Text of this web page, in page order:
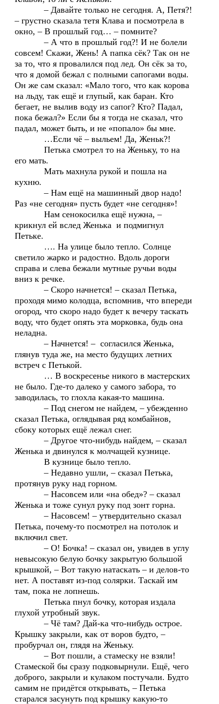
– Давайте только не сегодня. А, Петя?!
– грустно сказала тетя Клава и посмотрела в
окно, – В прошлый год… – помните?
– А что в прошлый год?! И не болели
совсем! Скажи, Жень! А папка сёк? Так он не
за то, что я провалился под лед. Он сёк за то,
что я домой бежал с полными сапогами воды.
Он же сам сказал: «Мало того, что как корова
на льду, так ещё и глупый, как баран. Кто
бегает, не вылив воду из сапог? Кто? Падал,
пока бежал?» Если бы я тогда не сказал, что
падал, может быть, и не «попало» бы мне.
…Если чё – выльем! Да, Женьк?!
Петька смотрел то на Женьку, то на
его мать.
Мать махнула рукой и пошла на
кухню.
– Нам ещё на машинный двор надо!
Раз «не сегодня» пусть будет «не сегодня»!
Нам сенокосилка ещё нужна, –
крикнул ей вслед Женька и подмигнул
Петьке.
…. На улице было тепло. Солнце
светило жарко и радостно. Вдоль дороги
справа и слева бежали мутные ручьи воды
вниз к речке.
– Скоро начнется! – сказал Петька,
проходя мимо колодца, вспомнив, что впереди
огород, что скоро надо будет к вечеру таскать
воду, что будет опять эта морковка, будь она
неладна.
– Начнется! – согласился Женька,
глянув туда же, на место будущих летних
встреч с Петькой.
… В воскресенье никого в мастерских
не было. Где-то далеко у самого забора, то
заводилась, то глохла какая-то машина.
– Под снегом не найдем, – убежденно
сказал Петька, оглядывая ряд комбайнов,
сбоку которых ещё лежал снег.
– Другое что-нибудь найдем, – сказал
Женька и двинулся к молчащей кузнице.
В кузнице было тепло.
– Недавно ушли, – сказал Петька,
протянув руку над горном.
– Насовсем или «на обед»? – сказал
Женька и тоже сунул руку под зонт горна.
– Насовсем! – утвердительно сказал
Петька, почему-то посмотрел на потолок и
включил свет.
– О! Бочка! – сказал он, увидев в углу
невысокую белую бочку закрытую большой
крышкой, – Вот такую натаскать – и делов-то
нет. А поставят из-под солярки. Таскай им
там, пока не лопнешь.
Петька пнул бочку, которая издала
глухой утробный звук.
– Чё там? Дай-ка что-нибудь острое.
Крышку закрыли, как от воров будто, –
пробурчал он, глядя на Женьку.
– Вот пошли, а стамеску не взяли!
Стамеской бы сразу подковырнули. Ещё, чего
доброго, закрыли и кулаком постучали. Будто
самим не придётся открывать, – Петька
старался засунуть под крышку какую-то